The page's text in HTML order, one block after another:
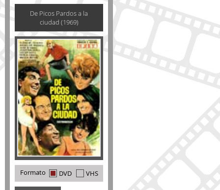
De Picos Pardos a la
ciudad (1969)
Formato DVD VHS